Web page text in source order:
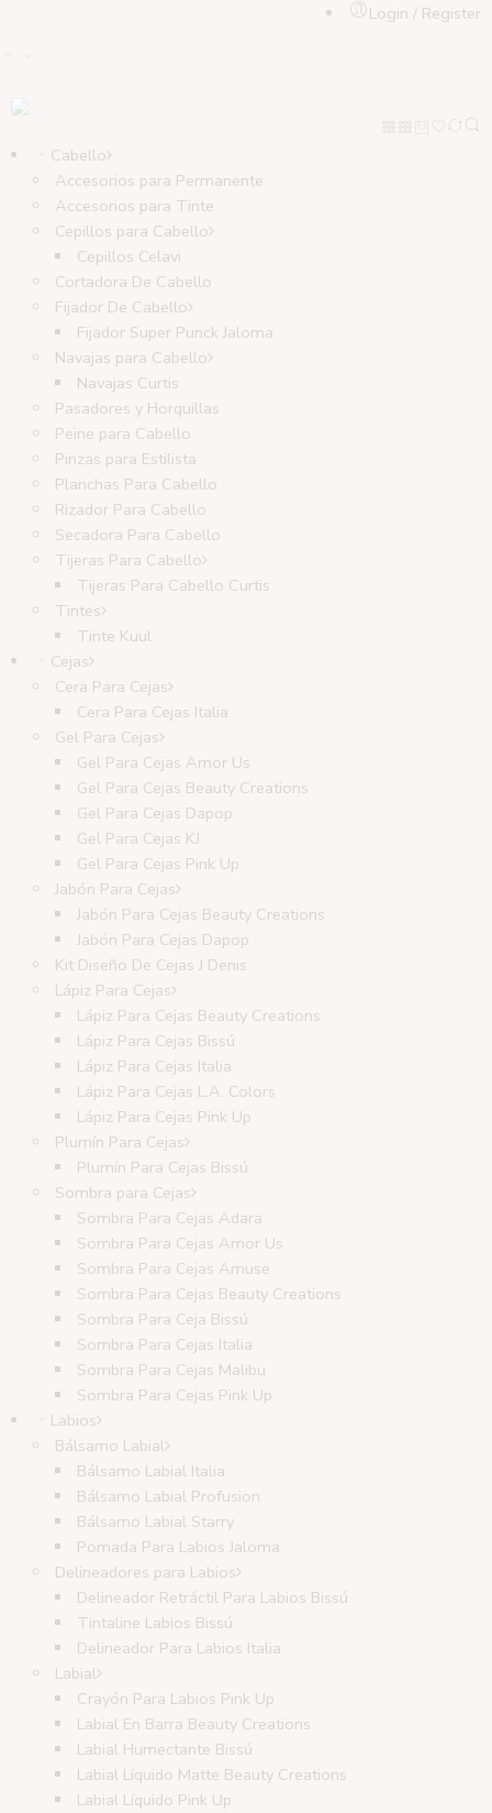
Login / Register
Cabello
Accesorios para Permanente
Accesorios para Tinte
Cepillos para Cabello
Cepillos Celavi
Cortadora De Cabello
Fijador De Cabello
Fijador Super Punck Jaloma
Navajas para Cabello
Navajas Curtis
Pasadores y Horquillas
Peine para Cabello
Pinzas para Estilista
Planchas Para Cabello
Rizador Para Cabello
Secadora Para Cabello
Tijeras Para Cabello
Tijeras Para Cabello Curtis
Tintes
Tinte Kuul
Cejas
Cera Para Cejas
Cera Para Cejas Italia
Gel Para Cejas
Gel Para Cejas Amor Us
Gel Para Cejas Beauty Creations
Gel Para Cejas Dapop
Gel Para Cejas KJ
Gel Para Cejas Pink Up
Jabón Para Cejas
Jabón Para Cejas Beauty Creations
Jabón Para Cejas Dapop
Kit Diseño De Cejas J Denis
Lápiz Para Cejas
Lápiz Para Cejas Beauty Creations
Lápiz Para Cejas Bissú
Lápiz Para Cejas Italia
Lápiz Para Cejas L.A. Colors
Lápiz Para Cejas Pink Up
Plumín Para Cejas
Plumín Para Cejas Bissú
Sombra para Cejas
Sombra Para Cejas Adara
Sombra Para Cejas Amor Us
Sombra Para Cejas Amuse
Sombra Para Cejas Beauty Creations
Sombra Para Ceja Bissú
Sombra Para Cejas Italia
Sombra Para Cejas Malibu
Sombra Para Cejas Pink Up
Labios
Bálsamo Labial
Bálsamo Labial Italia
Bálsamo Labial Profusion
Bálsamo Labial Starry
Pomada Para Labios Jaloma
Delineadores para Labios
Delineador Retráctil Para Labios Bissú
Tintaline Labios Bissú
Delineador Para Labios Italia
Labial
Crayón Para Labios Pink Up
Labial En Barra Beauty Creations
Labial Humectante Bissú
Labial Líquido Matte Beauty Creations
Labial Líquido Pink Up